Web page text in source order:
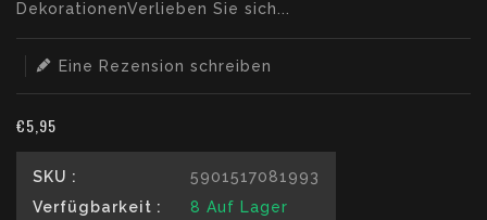
DekorationenVerlieben Sie sich...
Eine Rezension schreiben
€5,95
SKU :
5901517081993
Verfügbarkeit :
8 Auf Lager